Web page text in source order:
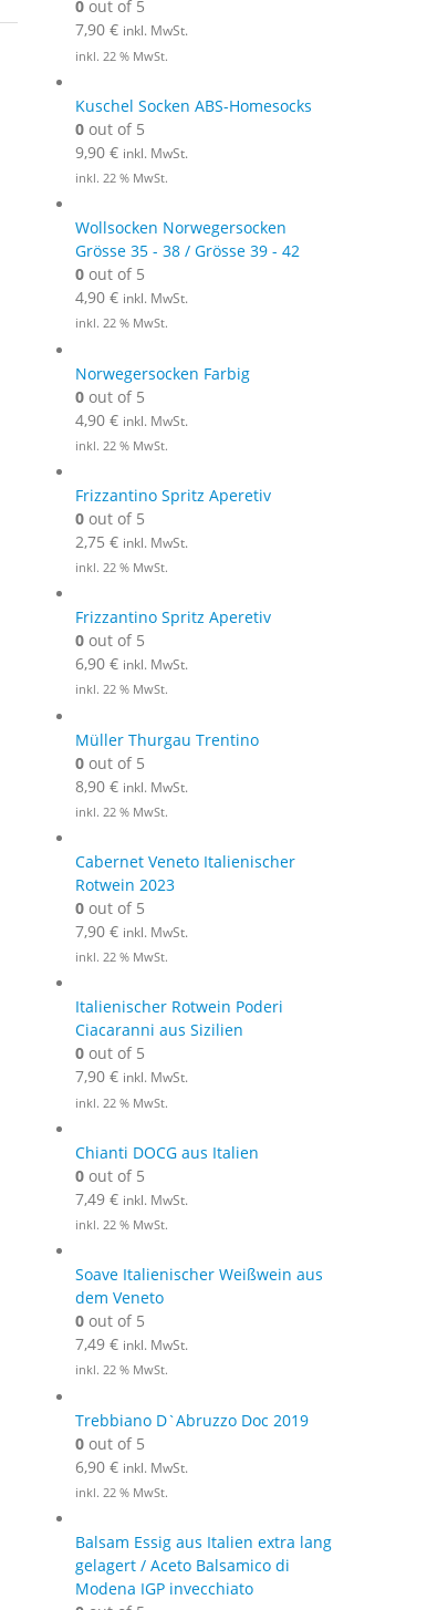
0out of 5
7,90 € inkl. MwSt.
inkl. 22 % MwSt.
Kuschel Socken ABS-Homesocks
0out of 5
9,90 € inkl. MwSt.
inkl. 22 % MwSt.
Wollsocken Norwegersocken
Grösse 35 - 38 / Grösse 39 - 42
0out of 5
4,90 € inkl. MwSt.
inkl. 22 % MwSt.
Norwegersocken Farbig
0out of 5
4,90 € inkl. MwSt.
inkl. 22 % MwSt.
Frizzantino Spritz Aperetiv
0out of 5
2,75 € inkl. MwSt.
inkl. 22 % MwSt.
Frizzantino Spritz Aperetiv
0out of 5
6,90 € inkl. MwSt.
inkl. 22 % MwSt.
Müller Thurgau Trentino
0out of 5
8,90 € inkl. MwSt.
inkl. 22 % MwSt.
Cabernet Veneto Italienischer
Rotwein 2023
0out of 5
7,90 € inkl. MwSt.
inkl. 22 % MwSt.
Italienischer Rotwein Poderi
Ciacaranni aus Sizilien
0out of 5
7,90 € inkl. MwSt.
inkl. 22 % MwSt.
Chianti DOCG aus Italien
0out of 5
7,49 € inkl. MwSt.
inkl. 22 % MwSt.
Soave Italienischer Weißwein aus
dem Veneto
0out of 5
7,49 € inkl. MwSt.
inkl. 22 % MwSt.
Trebbiano D`Abruzzo Doc 2019
0out of 5
6,90 € inkl. MwSt.
inkl. 22 % MwSt.
Balsam Essig aus Italien extra lang
gelagert / Aceto Balsamico di
Modena IGP invecchiato